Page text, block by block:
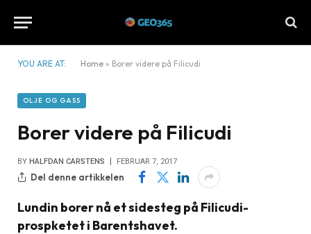
YOU ARE AT: Home » Borer videre på Filicudi
OLJE OG GASS
Borer videre på Filicudi
BY HALFDAN CARSTENS FEBRUAR 7, 2017
Del denne artikkelen
Lundin borer nå et sidesteg på Filicudi-
prospketet i Barentshavet.